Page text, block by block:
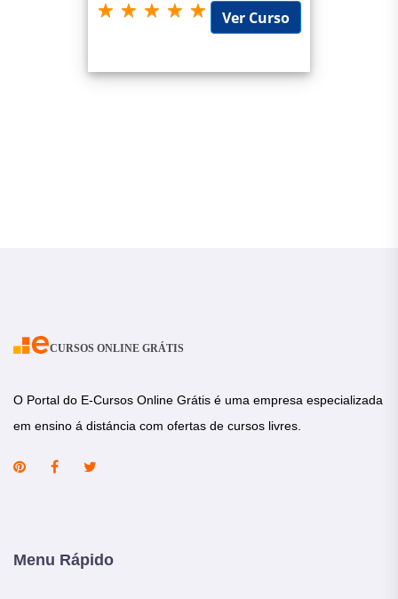
Universitária (horas extracurriculares, atividades
Confira sempre o edital ou legislação que o certificado será
Ver Curso
CURSOS ONLINE GRÁTIS
O Portal do E-Cursos Online Grátis é uma empresa especializada
em ensino á distáncia com ofertas de cursos livres.
Menu Rápido